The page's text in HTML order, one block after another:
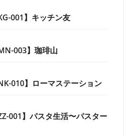
001】キッチン友
003】珈琲山
010】ローマステーション
001】パスタ生活〜パスター